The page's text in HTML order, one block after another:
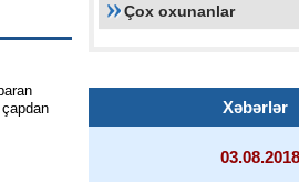
Çox oxunanlar
Xəbərlər
03.08.2018